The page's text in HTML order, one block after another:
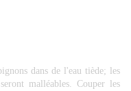
dans de l'eau tiède; les
malléables. Couper les